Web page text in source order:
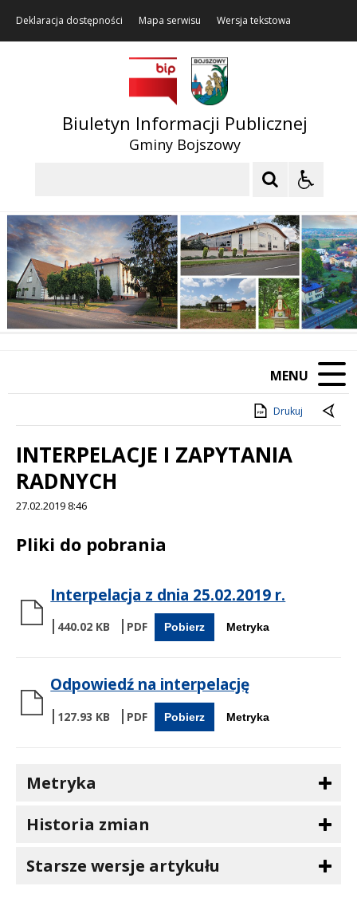
Deklaracja dostępności Mapa serwisu Wersja tekstowa
Biuletyn Informacji Publicznej
Gminy Bojszowy
MENU
Drukuj
INTERPELACJE I ZAPYTANIA
RADNYCH
27.02.2019 8:46
Treść
Pliki do pobrania
Interpelacja z dnia 25.02.2019 r.
440.02 KB Pobierz Metryka
Odpowiedź na interpelację
127.93 KB Pobierz Metryka
Metryka
Historia zmian
Starsze wersje artykułu